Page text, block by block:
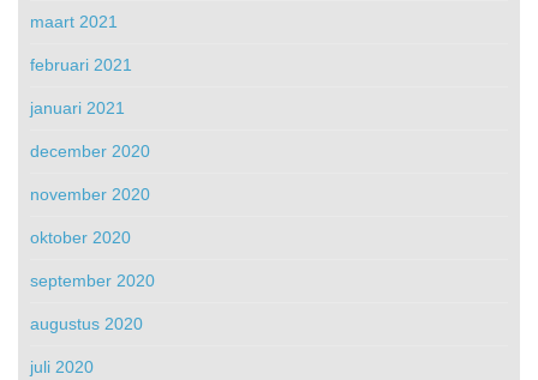
maart 2021
februari 2021
januari 2021
december 2020
november 2020
oktober 2020
september 2020
augustus 2020
juli 2020